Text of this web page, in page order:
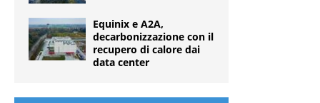
Equinix e A2A,
decarbonizzazione con il
recupero di calore dai
data center